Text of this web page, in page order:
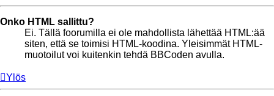
Onko HTML sallittu?
Ei. Tällä foorumilla ei ole mahdollista lähettää HTML:ää
siten, että se toimisi HTML-koodina. Yleisimmät HTML-
muotoilut voi kuitenkin tehdä BBCoden avulla.
Ylös